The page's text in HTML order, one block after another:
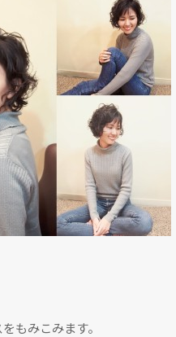
もみこみます。